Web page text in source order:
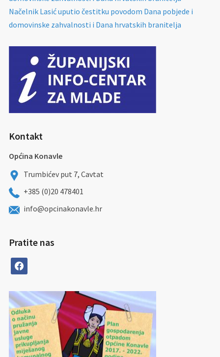
Načelnik Lasić uputio čestitku povodom Dana pobjede i
domovinske zahvalnosti i Dana hrvatskih branitelja
Kontakt
Općina Konavle
Trumbićev put 7, Cavtat
+385 (0)20 478401
info@opcinakonavle.hr
Pratite nas
facebook